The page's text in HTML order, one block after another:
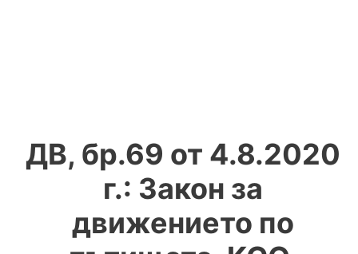
ДВ, бр.69 от 4.8.2020
г.: Закон за
движението по